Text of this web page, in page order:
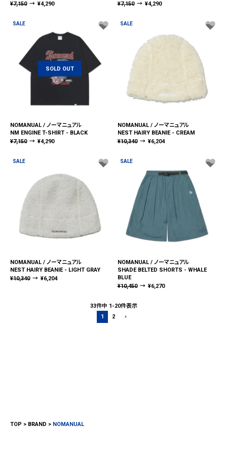
¥7,150 → ¥4,290
¥7,150 → ¥4,290
SALE
SOLD OUT
NOMANUAL / ノーマニュアル
NM ENGINE T-SHIRT - BLACK
¥7,150 → ¥4,290
SALE
NOMANUAL / ノーマニュアル
NEST HAIRY BEANIE - CREAM
¥10,340 → ¥6,204
SALE
NOMANUAL / ノーマニュアル
NEST HAIRY BEANIE - LIGHT GRAY
¥10,340 → ¥6,204
SALE
NOMANUAL / ノーマニュアル
SHADE BELTED SHORTS - WHALE
BLUE
¥10,450 → ¥6,270
33件中 1-20件表示
1
2
TOP BRAND NOMANUAL